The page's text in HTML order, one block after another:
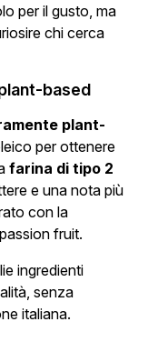
per il gusto, ma
chi cerca
based
plant-
per ottenere
farina di tipo 2
e una nota più
con la
fruit.
ingredienti
senza
italiana.